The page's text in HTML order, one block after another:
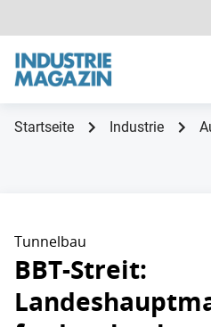
Startseite Industrie
Tunnelbau
BBT-Streit: